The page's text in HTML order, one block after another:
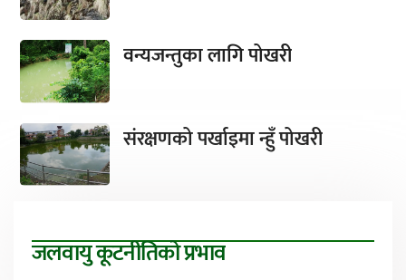
वन्यजन्तुका लागि पोखरी
संरक्षणको पर्खाइमा न्हुँ पोखरी
जलवायु कूटनीतिको प्रभाव